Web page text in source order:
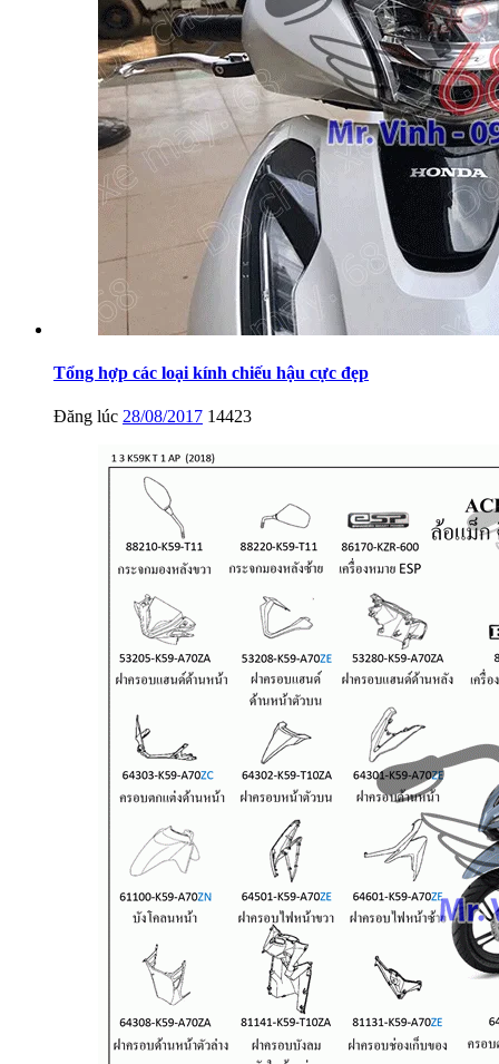
Tổng hợp các loại kính chiếu hậu cực đẹp
Đăng lúc 28/08/2017 14423